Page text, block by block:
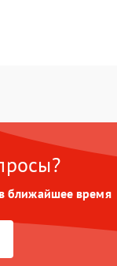
ближайшее время